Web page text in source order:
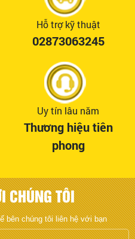
Hỗ trợ kỹ thuật
02873063245
Uy tín lâu năm
Thương hiệu tiên
phong
CHÚNG TÔI
bên chúng tôi liên hệ với bạn